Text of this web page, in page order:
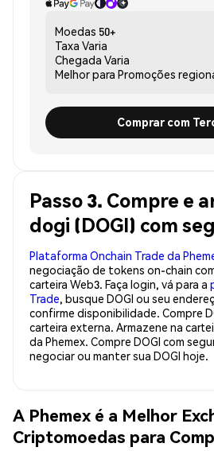
Moedas 50+
Taxa Varia
Chegada Varia
Melhor para Promoções
Comprar com
Passo 3. Compre e
dogi (DOGI) com
Plataforma Onchain Trade da
negociação de tokens on-chain
carteira Web3. Faça login, vá para a
Trade, busque DOGI ou seu
confirme disponibilidade. Compre
carteira externa. Armazene na
da Phemex. Compre DOGI com
negociar ou manter sua DOGI hoje.
A Phemex é a Melhor
Criptomoedas para